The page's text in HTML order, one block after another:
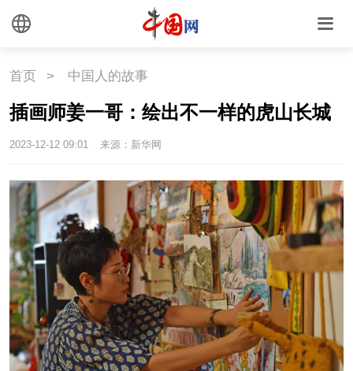
首页 > 中国人的故事
插画师姜一哥：绘出不一样的虎山长城
2023-12-12 09:01 来源：新华网